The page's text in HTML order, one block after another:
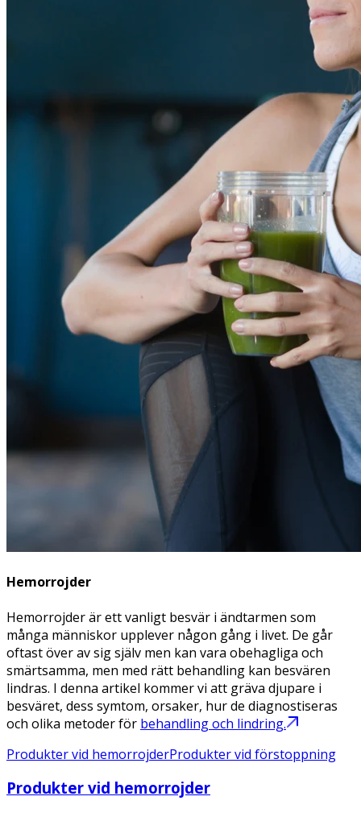
Hemorrojder
Hemorrojder är ett vanligt besvär i ändtarmen som
många människor upplever någon gång i livet. De går
oftast över av sig själv men kan vara obehagliga och
smärtsamma, men med rätt behandling kan besvären
lindras. I denna artikel kommer vi att gräva djupare i
besväret, dess symtom, orsaker, hur de diagnostiseras
och olika metoder för behandling och lindring.
Produkter vid hemorrojderProdukter vid förstoppning
Produkter vid hemorrojder